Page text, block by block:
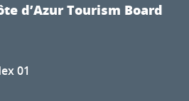
d’Azur Tourism Board
01